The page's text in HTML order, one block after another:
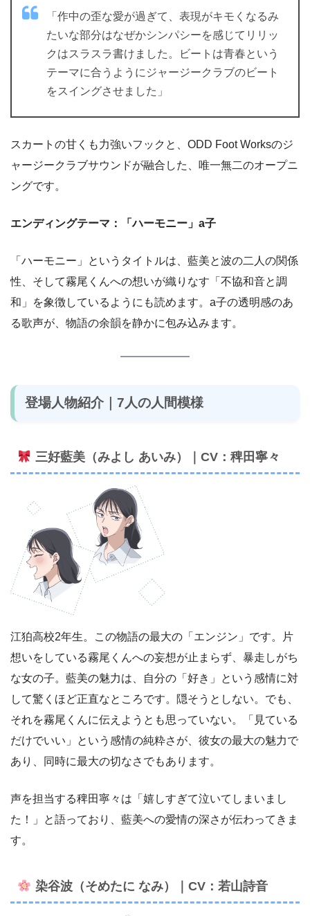
「作中の歪な愛が過ぎて、表現がキモくなるみ
たいな部分はなぜかシンパシーを感じてリリッ
クはスラスラ書けました。ビートは青春という
テーマに合うようにジャージークラブのビート
をスイングさせました」
スカートの甘くも力強いフックと、ODD Foot Worksのジ
ャージークラブサウンドが融合した、唯一無二のオープニ
ングです。
エンディングテーマ：「ハーモニー」a子
「ハーモニー」というタイトルは、藍美と波の二人の関係
性、そして霧尾くんへの想いが織りなす「不協和音と調
和」を象徴しているようにも読めます。a子の透明感のあ
る歌声が、物語の余韻を静かに包み込みます。
登場人物紹介｜7人の人間模様
三好藍美（みよし あいみ）｜CV：稗田寧々
江狛高校2年生。この物語の最大の「エンジン」です。片
想いをしている霧尾くんへの妄想が止まらず、暴走しがち
な女の子。藍美の魅力は、自分の「好き」という感情に対
して驚くほど正直なところです。隠そうとしない。でも、
それを霧尾くんに伝えようとも思っていない。「見ている
だけでいい」という感情の純粋さが、彼女の最大の魅力で
あり、同時に最大の切なさでもあります。
声を担当する稗田寧々は「嬉しすぎて泣いてしまいまし
た！」と語っており、藍美への愛情の深さが伝わってきま
す。
染谷波（そめたに なみ）｜CV：若山詩音